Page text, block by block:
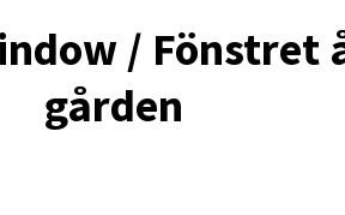
/ Fönstret
gården